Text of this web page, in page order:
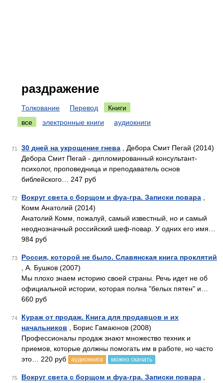
раздражение
Толкование Перевод
Книги
все
электронные книги аудиокниги
71 30 дней на укрощение гнева , Дебора Смит Пегай (2014)
Дебора Смит Пегай - дипломированный консультант-
психолог, проповедница и преподаватель основ
библейского… 247 руб
72 Вокруг света с борщом и фуа-гра. Записки повара
Комм Анатолий (2014)
Анатолий Комм, пожалуй, самый известный, но и самый
неоднозначный российский шеф-повар. У одних его имя…
984 руб
73
Россия, которой не было. Славянская книга проклятий
, А. Бушков (2007)
Мы плохо знаем историю своей страны. Речь идет не об
официальной истории, которая полна "белых пятен" и…
660 руб
74
Кураж от продаж. Книга для продавцов и их
начальников , Борис Гамаюнов (2008)
Профессионалы продаж знают множество техник и
приемов, которые должны помогать им в работе, но часто
это… 220 руб
аудиокнига можно скачать
75 Вокруг света с борщом и фуа-гра. Записки повара